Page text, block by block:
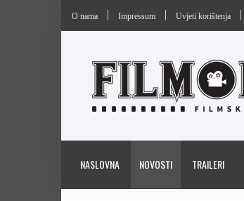
O nama Impressum Uvjeti korištenja
NASLOVNA NOVOSTI TRAILERI